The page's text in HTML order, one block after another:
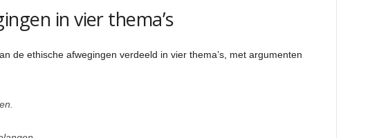
in vier thema’s
de ethische afwegingen verdeeld in vier thema’s, met argumenten